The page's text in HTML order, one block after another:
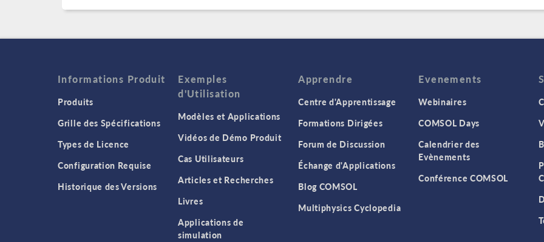
Informations Produit
Produits
Grille des Spécifications
Types de Licence
Configuration Requise
Historique des Versions
Exemples
d'Utilisation
Modèles et Applications
Vidéos de Démo Produit
Cas Utilisateurs
Articles et Recherches
Livres
Applications de
simulation
Apprendre
Centre d'Apprentissage
Formations Dirigées
Forum de Discussion
Échange d'Applications
Blog COMSOL
Multiphysics Cyclopedia
Evenements
Webinaires
COMSOL Days
Calendrier des
Evènements
Conférence COMSOL